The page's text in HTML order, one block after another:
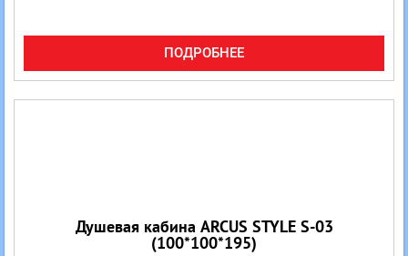
ПОДРОБНЕЕ
Душевая кабина ARCUS STYLE S-03
(100*100*195)